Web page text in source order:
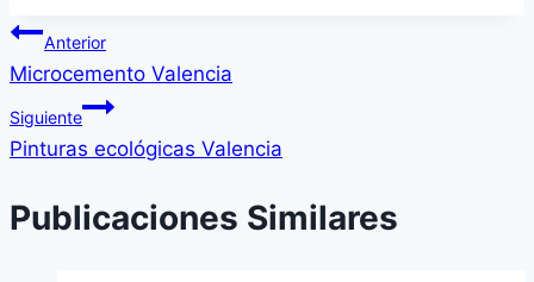
Navegación
de
entradas
Anterior
Microcemento Valencia
Siguiente
Pinturas ecológicas Valencia
Publicaciones Similares